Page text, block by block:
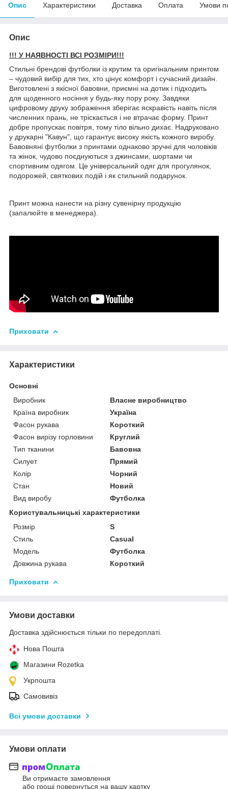
Опис Характеристики Доставка Оплата Умови
Опис
!!! У НАЯВНОСТІ ВСІ РОЗМІРИ!!!
Стильні брендові футболки із крутим та оригінальним принтом
– чудовий вибір для тих, хто цінує комфорт і сучасний дизайн.
Виготовлені з якісної бавовни, приємні на дотик і підходить
для щоденного носіння у будь-яку пору року. Завдяки
цифровому друку зображення зберігає яскравість навіть після
численних прань, не тріскається і не втрачає форму. Принт
добре пропускає повітря, тому тіло вільно дихає. Надруковано
у друкарні "Кавун", що гарантує високу якість кожного виробу.
Бавовняні футболки з принтами однаково зручні для чоловіків
та жінок, чудово поєднуються з джинсами, шортами чи
спортивним одягом. Це універсальний одяг для прогулянок,
подорожей, святкових подій і як стильний подарунок.
Принт можна нанести на різну сувенірну продукцію
(запалюйте в менеджера).
Приховати
Характеристики
Основні
Виробник
Власне виробництво
Країна виробник
Україна
Фасон рукава
Короткий
Фасон вирізу горловини
Круглий
Тип тканини
Бавовна
Силует
Прямий
Колір
Чорний
Стан
Новий
Вид виробу
Футболка
Користувальницькі характеристики
Розмір
S
Стиль
Casual
Модель
Футболка
Довжина рукава
Короткий
Приховати
Умови доставки
Доставка здійснюється тільки по передоплаті.
Нова Пошта
Магазини Rozetka
Укрпошта
Самовивіз
Всі умови доставки
Умови оплати
Ви отримаєте замовлення
або гроші повернуться на вашу картку